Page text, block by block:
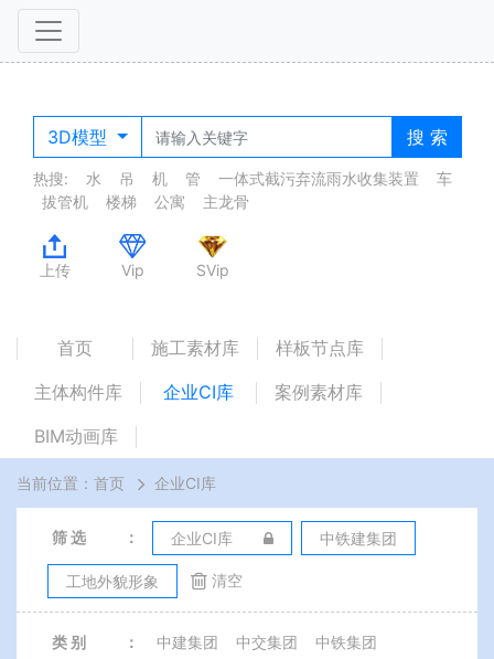
3D模型 搜 索
热搜: 水 吊 机 管 一体式截污弃流雨水收集装置
车
拔管机
楼梯 公寓 主龙骨
上传 Vip SVip
首页 施工素材库
样板节点库
主体构件库
企业CI库
案例素材库
BIM动画库
当前位置： 首页 企业CI库
筛 选 ： 企业CI库 中铁建集团
工地外貌形象 清空
类 别 ： 中建集团 中交集团 中铁集团